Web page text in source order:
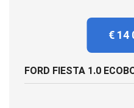
€ 14
FORD FIESTA 1.0